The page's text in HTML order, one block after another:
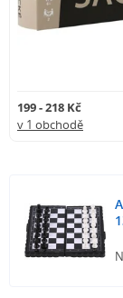
199 - 218 Kč
v 1 obchodě